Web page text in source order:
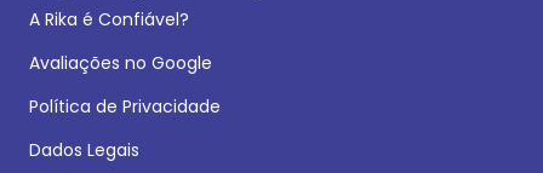
A Rika é Confiável?
Avaliações no Google
Política de Privacidade
Dados Legais